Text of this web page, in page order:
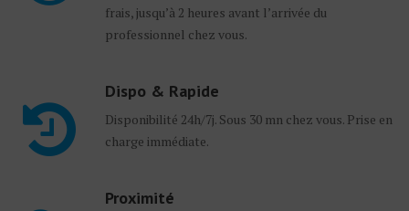
frais, jusqu’à 2 heures avant l’arrivée du
professionnel chez vous.
Dispo & Rapide
Disponibilité 24h/7j. Sous 30 mn chez vous. Prise en
charge immédiate.
Proximité